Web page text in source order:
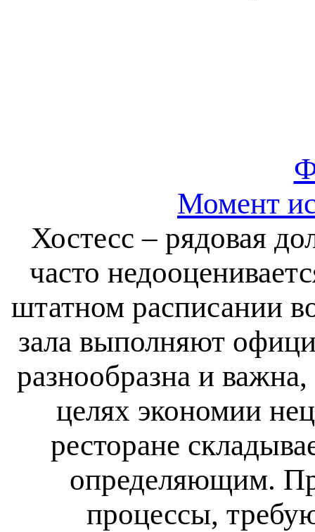
Момент
Хостесс – рядовая
часто
штатном расписании
зала выполняют
разнообразна и важна,
целях экономии
ресторане
определяющим.
процессы,